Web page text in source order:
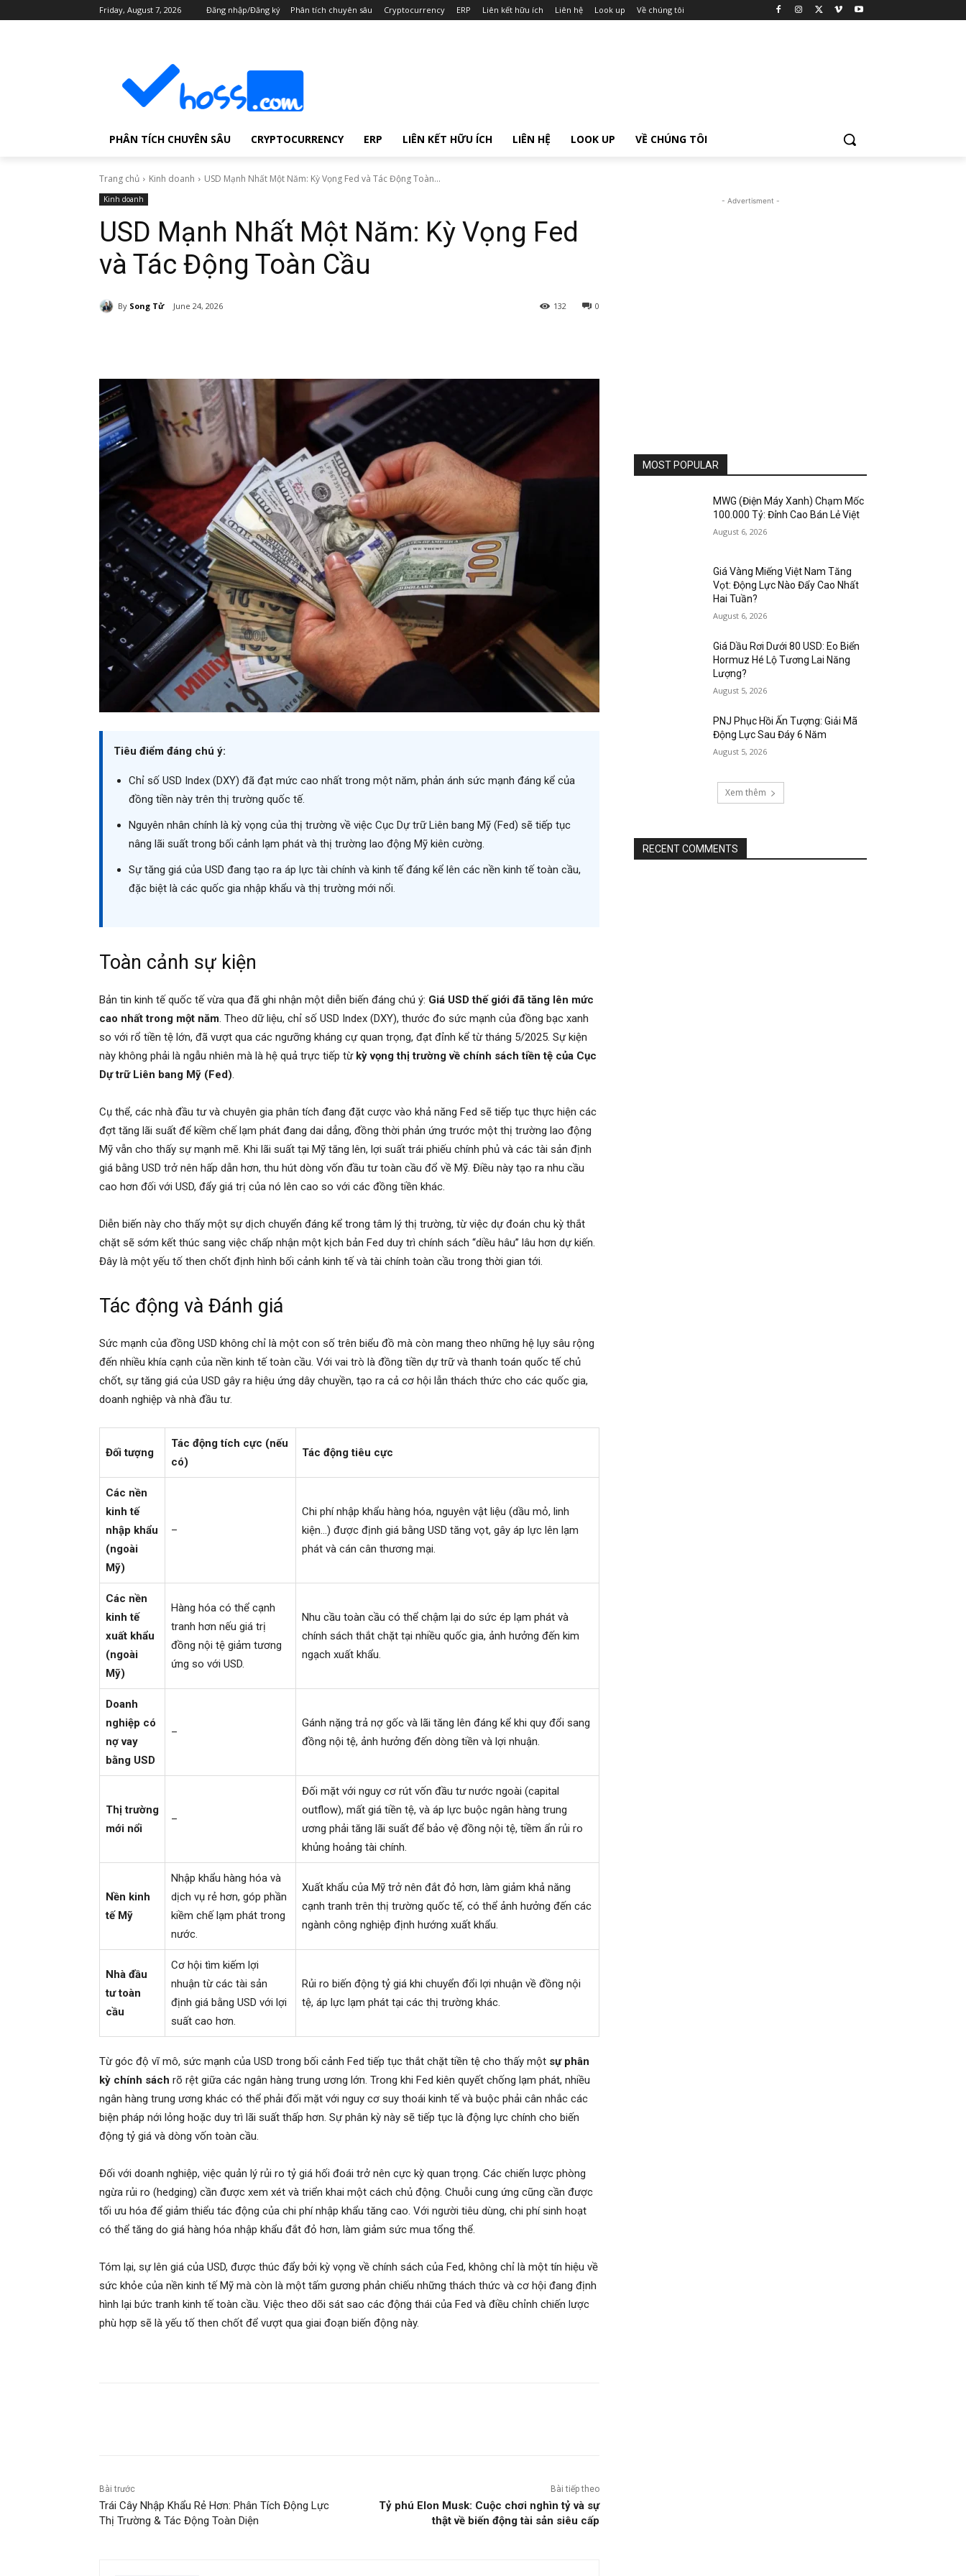
Friday, August 7, 2026 Đăng nhập/Đăng ký Phân tích chuyên sâu Cryptocurrency ERP Liên kết hữu ích Liên hệ Look up Về chúng tôi
PHÂN TÍCH CHUYÊN SÂU CRYPTOCURRENCY ERP LIÊN KẾT HỮU ÍCH LIÊN HỆ LOOK UP VỀ CHÚNG TÔI
Trang chủ Kinh doanh USD Mạnh Nhất Một Năm: Kỳ Vọng Fed và Tác Động Toàn...
Kinh doanh
USD Mạnh Nhất Một Năm: Kỳ Vọng Fed
và Tác Động Toàn Cầu
By Song Tử June 24, 2026 0
132
Tiêu điểm đáng chú ý:
Chỉ số USD Index (DXY) đã đạt mức cao nhất trong một năm, phản ánh sức mạnh đáng kể của
đồng tiền này trên thị trường quốc tế.
Nguyên nhân chính là kỳ vọng của thị trường về việc Cục Dự trữ Liên bang Mỹ (Fed) sẽ tiếp tục
nâng lãi suất trong bối cảnh lạm phát và thị trường lao động Mỹ kiên cường.
Sự tăng giá của USD đang tạo ra áp lực tài chính và kinh tế đáng kể lên các nền kinh tế toàn cầu,
đặc biệt là các quốc gia nhập khẩu và thị trường mới nổi.
Toàn cảnh sự kiện
Bản tin kinh tế quốc tế vừa qua đã ghi nhận một diễn biến đáng chú ý: Giá USD thế giới đã tăng lên mức
cao nhất trong một năm. Theo dữ liệu, chỉ số USD Index (DXY), thước đo sức mạnh của đồng bạc xanh
so với rổ tiền tệ lớn, đã vượt qua các ngưỡng kháng cự quan trọng, đạt đỉnh kể từ tháng 5/2025. Sự kiện
này không phải là ngẫu nhiên mà là hệ quả trực tiếp từ kỳ vọng thị trường về chính sách tiền tệ của Cục
Dự trữ Liên bang Mỹ (Fed).
Cụ thể, các nhà đầu tư và chuyên gia phân tích đang đặt cược vào khả năng Fed sẽ tiếp tục thực hiện các
đợt tăng lãi suất để kiềm chế lạm phát đang dai dẳng, đồng thời phản ứng trước một thị trường lao động
Mỹ vẫn cho thấy sự mạnh mẽ. Khi lãi suất tại Mỹ tăng lên, lợi suất trái phiếu chính phủ và các tài sản định
giá bằng USD trở nên hấp dẫn hơn, thu hút dòng vốn đầu tư toàn cầu đổ về Mỹ. Điều này tạo ra nhu cầu
cao hơn đối với USD, đẩy giá trị của nó lên cao so với các đồng tiền khác.
Diễn biến này cho thấy một sự dịch chuyển đáng kể trong tâm lý thị trường, từ việc dự đoán chu kỳ thắt
chặt sẽ sớm kết thúc sang việc chấp nhận một kịch bản Fed duy trì chính sách “diều hâu” lâu hơn dự kiến.
Đây là một yếu tố then chốt định hình bối cảnh kinh tế và tài chính toàn cầu trong thời gian tới.
Tác động và Đánh giá
Sức mạnh của đồng USD không chỉ là một con số trên biểu đồ mà còn mang theo những hệ lụy sâu rộng
đến nhiều khía cạnh của nền kinh tế toàn cầu. Với vai trò là đồng tiền dự trữ và thanh toán quốc tế chủ
chốt, sự tăng giá của USD gây ra hiệu ứng dây chuyền, tạo ra cả cơ hội lẫn thách thức cho các quốc gia,
doanh nghiệp và nhà đầu tư.
Đối tượng
Tác động tích cực (nếu
có)
Tác động tiêu cực
Các nền
kinh tế
nhập khẩu
(ngoài
Mỹ)
–
Chi phí nhập khẩu hàng hóa, nguyên vật liệu (dầu mỏ, linh
kiện…) được định giá bằng USD tăng vọt, gây áp lực lên lạm
phát và cán cân thương mại.
Các nền
kinh tế
xuất khẩu
(ngoài
Mỹ)
Hàng hóa có thể cạnh
tranh hơn nếu giá trị
đồng nội tệ giảm tương
ứng so với USD.
Nhu cầu toàn cầu có thể chậm lại do sức ép lạm phát và
chính sách thắt chặt tại nhiều quốc gia, ảnh hưởng đến kim
ngạch xuất khẩu.
Doanh
nghiệp có
nợ vay
bằng USD
–
Gánh nặng trả nợ gốc và lãi tăng lên đáng kể khi quy đổi sang
đồng nội tệ, ảnh hưởng đến dòng tiền và lợi nhuận.
Thị trường
mới nổi
–
Đối mặt với nguy cơ rút vốn đầu tư nước ngoài (capital
outflow), mất giá tiền tệ, và áp lực buộc ngân hàng trung
ương phải tăng lãi suất để bảo vệ đồng nội tệ, tiềm ẩn rủi ro
khủng hoảng tài chính.
Nền kinh
tế Mỹ
Nhập khẩu hàng hóa và
dịch vụ rẻ hơn, góp phần
kiềm chế lạm phát trong
nước.
Xuất khẩu của Mỹ trở nên đắt đỏ hơn, làm giảm khả năng
cạnh tranh trên thị trường quốc tế, có thể ảnh hưởng đến các
ngành công nghiệp định hướng xuất khẩu.
Nhà đầu
tư toàn
cầu
Cơ hội tìm kiếm lợi
nhuận từ các tài sản
định giá bằng USD với lợi
suất cao hơn.
Rủi ro biến động tỷ giá khi chuyển đổi lợi nhuận về đồng nội
tệ, áp lực lạm phát tại các thị trường khác.
Từ góc độ vĩ mô, sức mạnh của USD trong bối cảnh Fed tiếp tục thắt chặt tiền tệ cho thấy một sự phân
kỳ chính sách rõ rệt giữa các ngân hàng trung ương lớn. Trong khi Fed kiên quyết chống lạm phát, nhiều
ngân hàng trung ương khác có thể phải đối mặt với nguy cơ suy thoái kinh tế và buộc phải cân nhắc các
biện pháp nới lỏng hoặc duy trì lãi suất thấp hơn. Sự phân kỳ này sẽ tiếp tục là động lực chính cho biến
động tỷ giá và dòng vốn toàn cầu.
Đối với doanh nghiệp, việc quản lý rủi ro tỷ giá hối đoái trở nên cực kỳ quan trọng. Các chiến lược phòng
ngừa rủi ro (hedging) cần được xem xét và triển khai một cách chủ động. Chuỗi cung ứng cũng cần được
tối ưu hóa để giảm thiểu tác động của chi phí nhập khẩu tăng cao. Với người tiêu dùng, chi phí sinh hoạt
có thể tăng do giá hàng hóa nhập khẩu đắt đỏ hơn, làm giảm sức mua tổng thể.
Tóm lại, sự lên giá của USD, được thúc đẩy bởi kỳ vọng về chính sách của Fed, không chỉ là một tín hiệu về
sức khỏe của nền kinh tế Mỹ mà còn là một tấm gương phản chiếu những thách thức và cơ hội đang định
hình lại bức tranh kinh tế toàn cầu. Việc theo dõi sát sao các động thái của Fed và điều chỉnh chiến lược
phù hợp sẽ là yếu tố then chốt để vượt qua giai đoạn biến động này.
Bài trước
Trái Cây Nhập Khẩu Rẻ Hơn: Phân Tích Động Lực
Thị Trường & Tác Động Toàn Diện
Bài tiếp theo
Tỷ phú Elon Musk: Cuộc chơi nghìn tỷ và sự
thật về biến động tài sản siêu cấp
- Advertisment -
MOST POPULAR
MWG (Điện Máy Xanh) Chạm Mốc
100.000 Tỷ: Đỉnh Cao Bán Lẻ Việt
August 6, 2026
Giá Vàng Miếng Việt Nam Tăng
Vọt: Động Lực Nào Đẩy Cao Nhất
Hai Tuần?
August 6, 2026
Giá Dầu Rơi Dưới 80 USD: Eo Biển
Hormuz Hé Lộ Tương Lai Năng
Lượng?
August 5, 2026
PNJ Phục Hồi Ấn Tượng: Giải Mã
Động Lực Sau Đáy 6 Năm
August 5, 2026
Xem thêm
RECENT COMMENTS